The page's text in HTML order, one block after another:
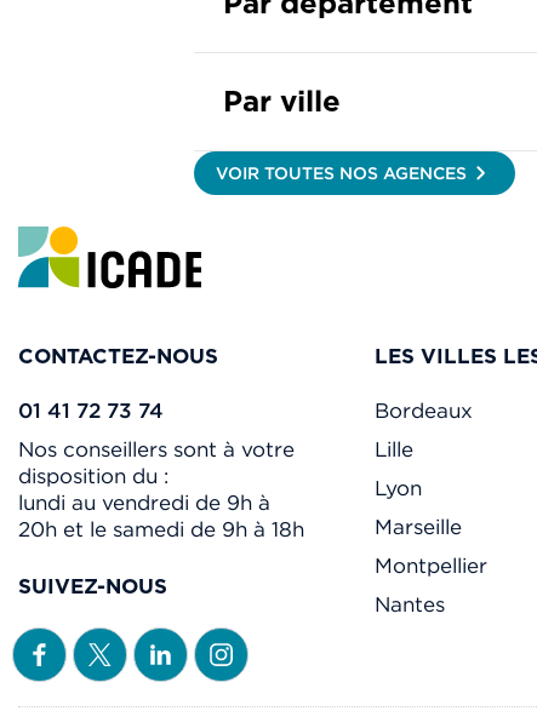
Espace de Vente ICADE -
Avenue du 159 RIA 05100
04 13 13 01 34
Par ville
VOIR TOUTES NOS AGENCES
CONTACTEZ-NOUS
01 41 72 73 74
Nos conseillers sont à votre
disposition du :
lundi au vendredi de 9h à
20h et le samedi de 9h à 18h
SUIVEZ-NOUS
LES VILLES
Bordeaux
Lille
Lyon
Marseille
Montpellier
Nantes